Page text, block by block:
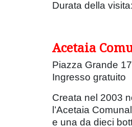
Durata della
Acetaia
Piazza Grande 17
Ingresso gratuito
Creata nel 2003
l’Acetaia
e una da dieci